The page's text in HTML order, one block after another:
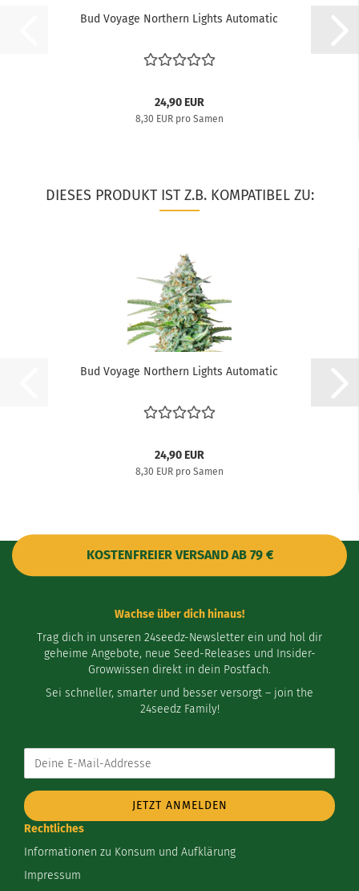
Bud Voyage Northern Lights Automatic
24,90 EUR
8,30 EUR pro Samen
DIESES PRODUKT IST Z.B. KOMPATIBEL ZU:
Bud Voyage Northern Lights Automatic
24,90 EUR
8,30 EUR pro Samen
KOSTENFREIER VERSAND AB 79 €
Wachse über dich hinaus!
Trag dich in unseren 24seedz-Newsletter ein und hol dir
geheime Angebote, neue Seed-Releases und Insider-
Growwissen direkt in dein Postfach.
Sei schneller, smarter und besser versorgt – join the
24seedz Family!
Addresse
Rechtliches
Informationen zu Konsum und Aufklärung
Impressum